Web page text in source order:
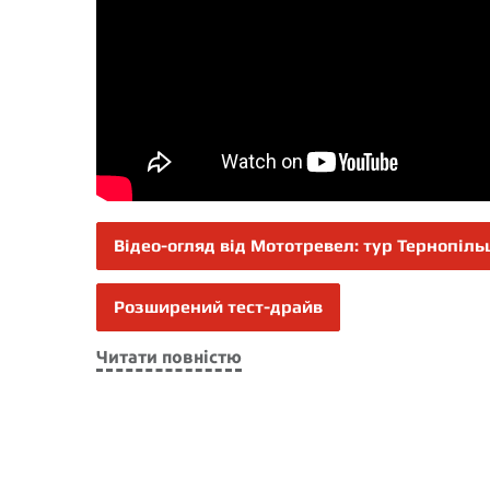
Відео-огляд від Мототревел: тур
Розширений тест-драйв
Читати повністю